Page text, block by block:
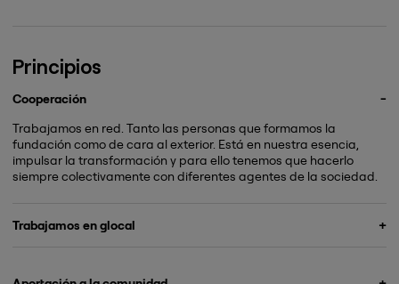
Principios
Cooperación
Trabajamos en red. Tanto las personas que formamos la
fundación como de cara al exterior. Está en nuestra esencia,
impulsar la transformación y para ello tenemos que hacerlo
siempre colectivamente con diferentes agentes de la sociedad.
Trabajamos en glocal